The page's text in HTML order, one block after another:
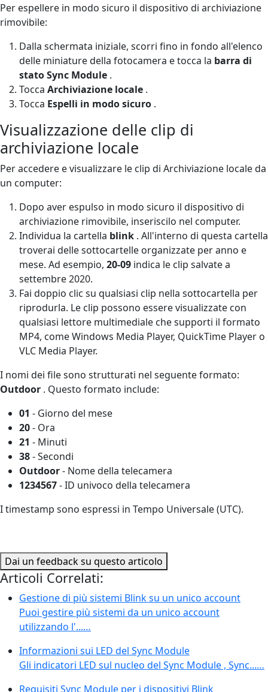
Per espellere in modo sicuro il dispositivo di archiviazione
rimovibile:
Dalla schermata iniziale, scorri fino in fondo all'elenco
delle miniature della fotocamera e tocca la barra di
stato Sync Module .
Tocca Archiviazione locale .
Tocca Espelli in modo sicuro .
Visualizzazione delle clip di
archiviazione locale
Per accedere e visualizzare le clip di Archiviazione locale da
un computer:
Dopo aver espulso in modo sicuro il dispositivo di
archiviazione rimovibile, inseriscilo nel computer.
Individua la cartella blink . All'interno di questa cartella
troverai delle sottocartelle organizzate per anno e
mese. Ad esempio, 20-09 indica le clip salvate a
settembre 2020.
Fai doppio clic su qualsiasi clip nella sottocartella per
riprodurla. Le clip possono essere visualizzate con
qualsiasi lettore multimediale che supporti il formato
MP4, come Windows Media Player, QuickTime Player o
VLC Media Player.
I nomi dei file sono strutturati nel seguente formato:
Outdoor . Questo formato include:
01 - Giorno del mese
20- Ora
21 - Minuti
38- Secondi
Outdoor- Nome della telecamera
1234567- ID univoco della telecamera
I timestamp sono espressi in Tempo Universale (UTC).
Dai un feedback su questo articolo
Articoli Correlati:
Gestione di più sistemi Blink su un unico account
Puoi gestire più sistemi da un unico account
utilizzando l'...…
Informazioni sui LED del Sync Module
Gli indicatori LED sul nucleo del Sync Module , Sync...…
Requisiti Sync Module per i dispositivi Blink